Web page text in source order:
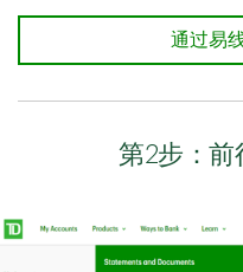
通过易
第2步：前